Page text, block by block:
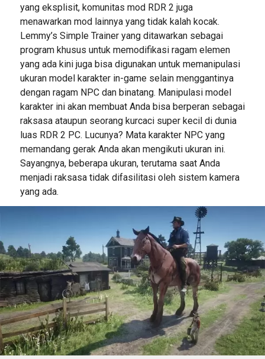
yang eksplisit, komunitas mod RDR 2 juga
menawarkan mod lainnya yang tidak kalah kocak.
Lemmy’s Simple Trainer yang ditawarkan sebagai
program khusus untuk memodifikasi ragam elemen
yang ada kini juga bisa digunakan untuk memanipulasi
ukuran model karakter in-game selain menggantinya
dengan ragam NPC dan binatang. Manipulasi model
karakter ini akan membuat Anda bisa berperan sebagai
raksasa ataupun seorang kurcaci super kecil di dunia
luas RDR 2 PC. Lucunya? Mata karakter NPC yang
memandang gerak Anda akan mengikuti ukuran ini.
Sayangnya, beberapa ukuran, terutama saat Anda
menjadi raksasa tidak difasilitasi oleh sistem kamera
yang ada.